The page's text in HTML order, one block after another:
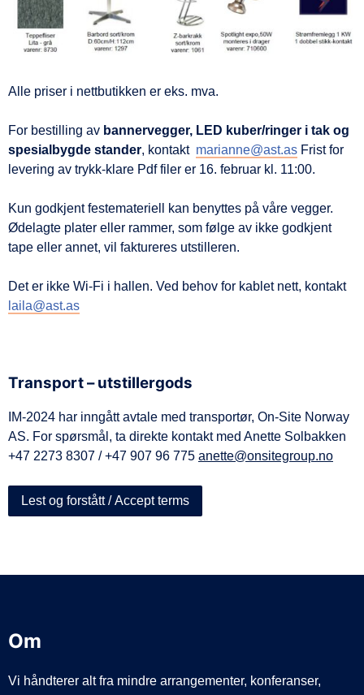
Alle priser i nettbutikken er eks. mva.
For bestilling av bannervegger, LED kuber/ringer i tak og
spesialbygde stander, kontakt marianne@ast.as Frist for
levering av trykk-klare Pdf filer er 16. februar kl. 11:00.
Kun godkjent festemateriell kan benyttes på våre vegger.
Ødelagte plater eller rammer, som følge av ikke godkjent
tape eller annet, vil faktureres utstilleren.
Det er ikke Wi-Fi i hallen. Ved behov for kablet nett, kontakt
laila@ast.as
Transport – utstillergods
IM-2024 har inngått avtale med transportør, On-Site Norway
AS. For spørsmål, ta direkte kontakt med Anette Solbakken
+47 2273 8307 / +47 907 96 775 anette@onsitegroup.no
Lest og forstått / Accept terms
Om
Vi håndterer alt fra mindre arrangementer, konferanser,